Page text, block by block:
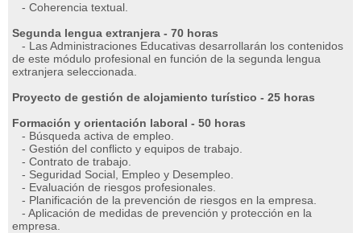
- Coherencia textual.
Segunda lengua extranjera - 70 horas
- Las Administraciones Educativas desarrollarán los contenidos
de este módulo profesional en función de la segunda lengua
extranjera seleccionada.
Proyecto de gestión de alojamiento turístico - 25 horas
Formación y orientación laboral - 50 horas
- Búsqueda activa de empleo.
- Gestión del conflicto y equipos de trabajo.
- Contrato de trabajo.
- Seguridad Social, Empleo y Desempleo.
- Evaluación de riesgos profesionales.
- Planificación de la prevención de riesgos en la empresa.
- Aplicación de medidas de prevención y protección en la
empresa.